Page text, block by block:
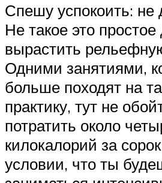
Спешу успокоить:
Не такое это
вырастить
Одними занятиями,
больше походят на
практику, тут не
потратить около
килокалорий за
условии, что ты